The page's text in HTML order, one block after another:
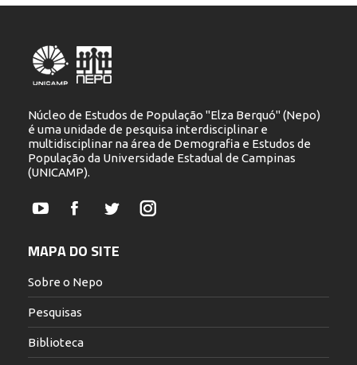
Núcleo de Estudos de População "Elza Berquó" (Nepo)
é uma unidade de pesquisa interdisciplinar e
multidisciplinar na área de Demografia e Estudos de
População da Universidade Estadual de Campinas
(UNICAMP).
YouTubeFacebookTwitterInstagram
MAPA DO SITE
Sobre o Nepo
Pesquisas
Biblioteca